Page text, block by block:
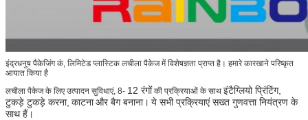
इंद्रधनुष पैकेजिंग कं, लिमिटेड प्लास्टिक लचीला पैकेज में विशेषज्ञता प्राप्त है। हमारे कारखाने परिष्कृत
आयात किया है
लचीला पैकेज के लिए उत्पादन सुविधाएं, 8- 12 रंगोंकी प्रक्रियाओं के साथ इंटैग्लियो प्रिंटिंग,
टुकड़े टुकड़े करना, काटनाऔर बैग बनाना। ये सभी प्रक्रियाएं सख्त गुणवत्ता नियंत्रण के
साथ हैं।